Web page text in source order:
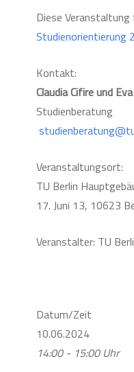
Diese
Studienorientierung
Kontakt:
Claudia Cifire und
Studienberatung
Veranstaltungsort:
TU Berlin
17. Juni 13, 10623
Veranstalter: TU
Datum/Zeit
10.06.2024
14:00 - 15:00 Uhr